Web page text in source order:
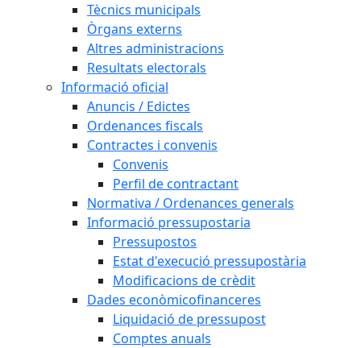
Tècnics municipals
Òrgans externs
Altres administracions
Resultats electorals
Informació oficial
Anuncis / Edictes
Ordenances fiscals
Contractes i convenis
Convenis
Perfil de contractant
Normativa / Ordenances generals
Informació pressupostaria
Pressupostos
Estat d'execució pressupostària
Modificacions de crèdit
Dades econòmicofinanceres
Liquidació de pressupost
Comptes anuals